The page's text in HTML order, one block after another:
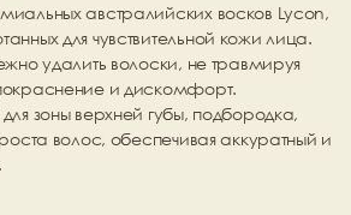
австралийских восков Lycon,
для чувствительной кожи лица.
удалить волоски, не травмируя
и дискомфорт.
зоны верхней губы, подбородка,
волос, обеспечивая аккуратный и